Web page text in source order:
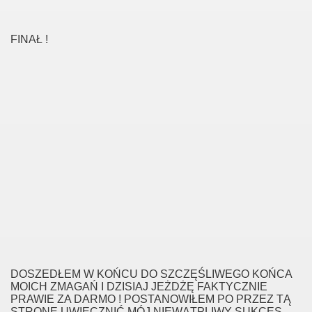
FINAŁ !
DOSZEDŁEM W KOŃCU DO SZCZĘŚLIWEGO KOŃCA
MOICH ZMAGAŃ I DZISIAJ JEŻDŻĘ FAKTYCZNIE
PRAWIE ZA DARMO ! POSTANOWIŁEM PO PRZEZ TĄ